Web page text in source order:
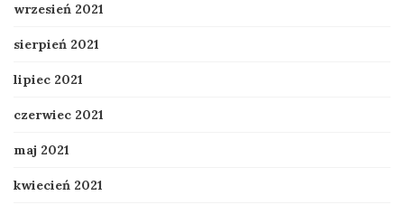
wrzesień 2021
sierpień 2021
lipiec 2021
czerwiec 2021
maj 2021
kwiecień 2021